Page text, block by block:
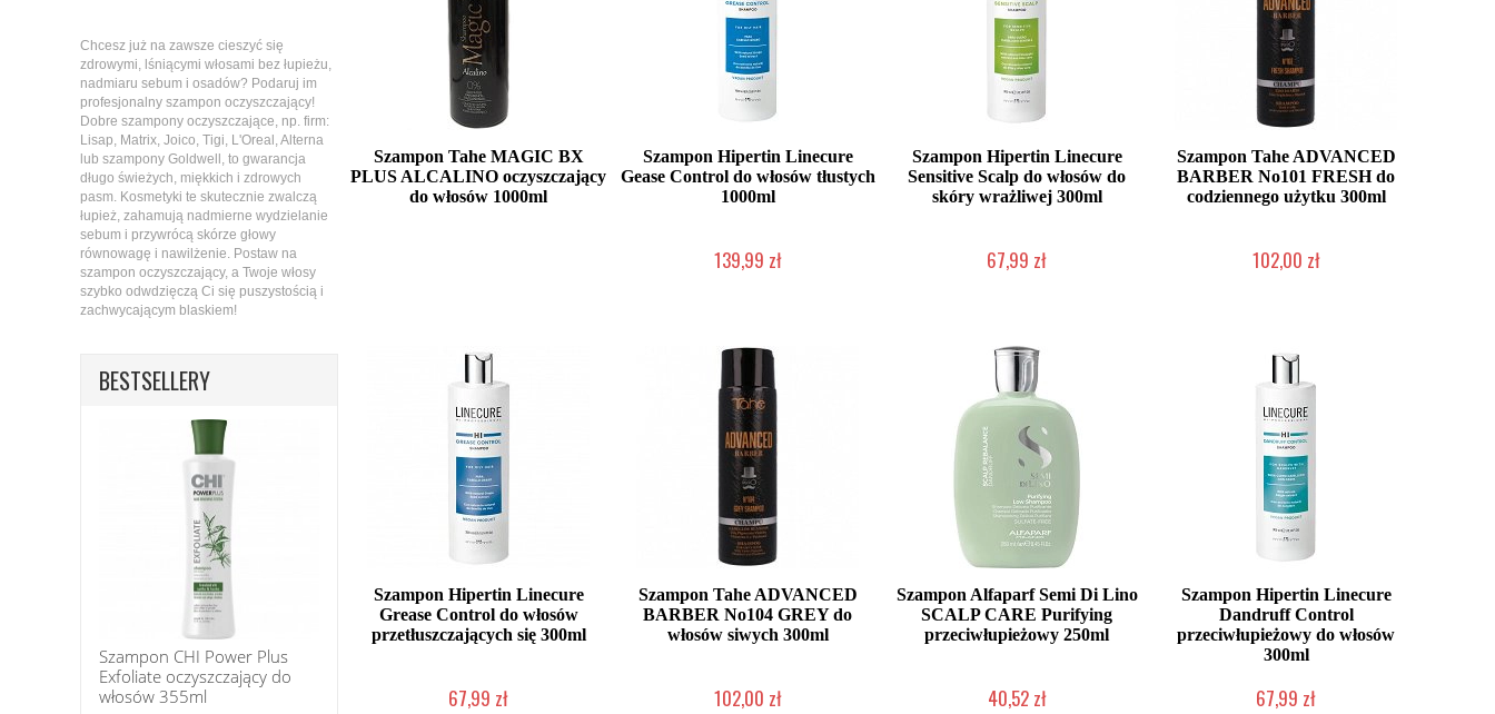
Szampon Tahe MAGIC BX
PLUS ALCALINO oczyszczający
do włosów 1000ml
Szampon Hipertin Linecure
Gease Control do włosów tłustych
1000ml
139,99 zł
Szampon Hipertin Linecure
Sensitive Scalp do włosów do
skóry wrażliwej 300ml
67,99 zł
Szampon Tahe ADVANCED
BARBER No101 FRESH do
codziennego użytku 300ml
102,00 zł
Szampon Hipertin Linecure
Grease Control do włosów
przetłuszczających się 300ml
67,99 zł
Szampon Tahe ADVANCED
BARBER No104 GREY do
włosów siwych 300ml
102,00 zł
Szampon Alfaparf Semi Di Lino
SCALP CARE Purifying
przeciwłupieżowy 250ml
40,52 zł
Szampon Hipertin Linecure
Dandruff Control
przeciwłupieżowy do włosów
300ml
67,99 zł
Chcesz już na zawsze cieszyć się
zdrowymi, lśniącymi włosami bez łupieżu,
nadmiaru sebum i osadów? Podaruj im
profesjonalny szampon oczyszczający!
Dobre szampony oczyszczające, np. firm:
Lisap, Matrix, Joico, Tigi, L'Oreal, Alterna
lub szampony Goldwell, to gwarancja
długo świeżych, miękkich i zdrowych
pasm. Kosmetyki te skutecznie zwalczą
łupież, zahamują nadmierne wydzielanie
sebum i przywrócą skórze głowy
równowagę i nawilżenie. Postaw na
szampon oczyszczający, a Twoje włosy
szybko odwdzięczą Ci się puszystością i
zachwycającym blaskiem!
BESTSELLERY
Szampon CHI Power Plus
Exfoliate oczyszczający do
włosów 355ml